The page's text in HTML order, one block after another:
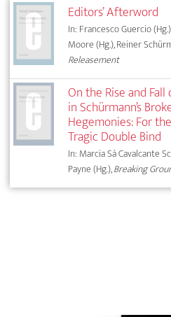
Editors’ Afterword
In: Francesco Guercio
Moore (Hg.), Reiner
Releasement
On the Rise and
in Schürmann’s
Hegemonies: For
Tragic ­Double Bind
In: Marcia Sá Cavalcante
Payne (Hg.),Breaking